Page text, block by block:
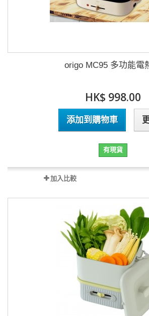
origo MC95 多功能電
HK$ 998.00
添加到購物車
有現貨
加入比較